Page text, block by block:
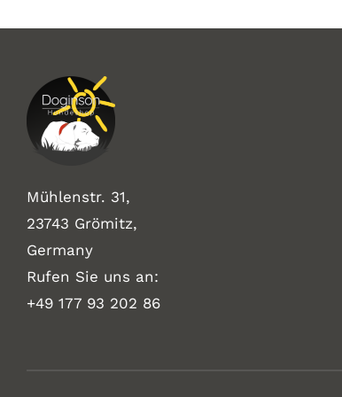
Mühlenstr. 31,
23743 Grömitz,
Germany
Rufen Sie uns an:
+49 177 93 202 86